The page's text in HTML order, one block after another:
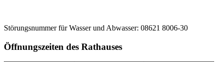
Störungsnummer für Wasser und Abwasser: 08621 8006-30
Öffnungszeiten des Rathauses